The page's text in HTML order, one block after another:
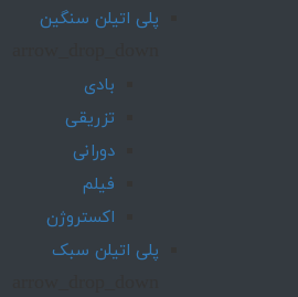
پلی اتیلن سنگین
بادی
تزریقی
دورانی
فیلم
اکستروژن
پلی اتیلن سبک